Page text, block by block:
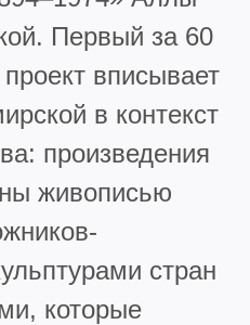
Первый за 60
вписывает
в контекст
произведения
живописью
стран
которые